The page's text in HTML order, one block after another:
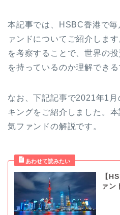
本記事では、HSBC香港で
ァンドについてご紹介しま
を考察することで、世界の
を持っているのか理解できる
なお、下記記事で2021年1
キングをご紹介しました。
気ファンドの解説です。
【
ァン